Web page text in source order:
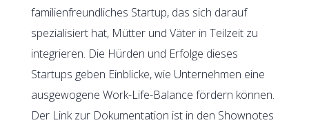
familienfreundliches Startup, das sich darauf
spezialisiert hat, Mütter und Väter in Teilzeit zu
integrieren. Die Hürden und Erfolge dieses
Startups geben Einblicke, wie Unternehmen eine
ausgewogene Work-Life-Balance fördern können.
Der Link zur Dokumentation ist in den Shownotes